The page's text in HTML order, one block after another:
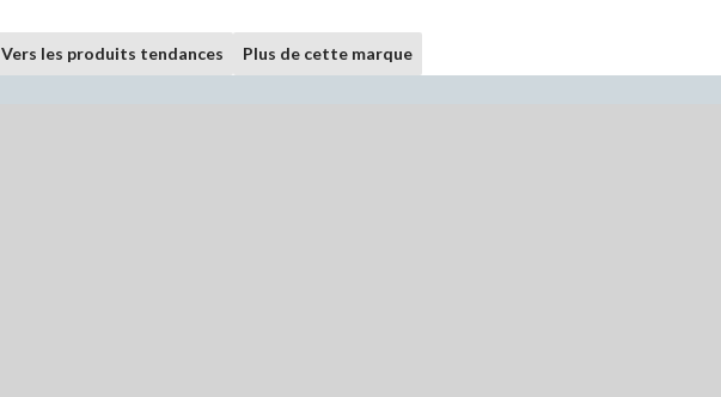
Vers les produits tendances Plus de cette marque